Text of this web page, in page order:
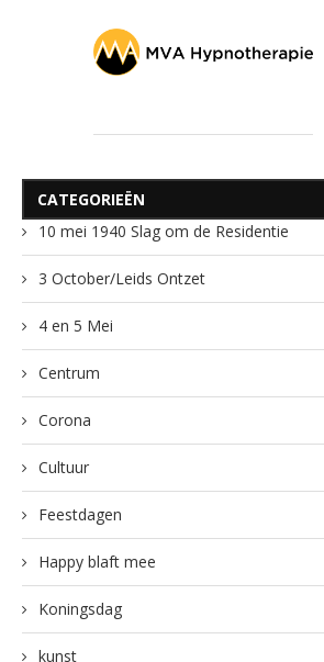
CATEGORIEËN
10 mei 1940 Slag om de Residentie
3 October/Leids Ontzet
4 en 5 Mei
Centrum
Corona
Cultuur
Feestdagen
Happy blaft mee
Koningsdag
kunst